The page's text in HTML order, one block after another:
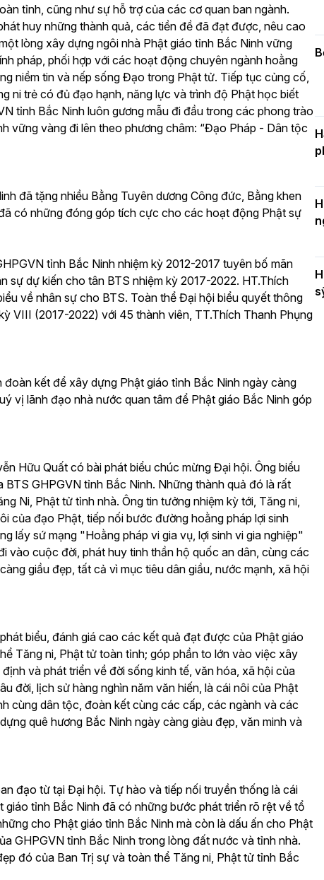
tỉnh, cũng như sự hỗ trợ của các cơ quan ban ngành.
huy những thành quả, các tiền đề đã đạt được, nêu cao
lòng xây dựng ngôi nhà Phật giáo tỉnh Bắc Ninh vững
pháp, phối hợp với các hoạt động chuyên ngành hoằng
niềm tin và nếp sống Đạo trong Phật tử. Tiếp tục củng cố,
ni trẻ có đủ đạo hạnh, năng lực và trình độ Phật học biết
tỉnh Bắc Ninh luôn gương mẫu đi đầu trong các phong trào
vững vàng đi lên theo phương châm: “Đạo Pháp - Dân tộc
đã tặng nhiều Bằng Tuyên dương Công đức, Bằng khen
có những đóng góp tích cực cho các hoạt động Phật sự
tỉnh Bắc Ninh nhiệm kỳ 2012-2017 tuyên bố mãn
sự dự kiến cho tân BTS nhiệm kỳ 2017-2022. HT.Thích
về nhân sự cho BTS. Toàn thể Đại hội biểu quyết thông
VIII (2017-2022) với 45 thành viên, TT.Thích Thanh Phụng
kết để xây dựng Phật giáo tỉnh Bắc Ninh ngày càng
vị lãnh đạo nhà nước quan tâm để Phật giáo Bắc Ninh góp
Hữu Quất có bài phát biểu chúc mừng Đại hội. Ông biểu
GHPGVN tỉnh Bắc Ninh. Những thành quả đó là rất
Ni, Phật tử tỉnh nhà. Ông tin tưởng nhiệm kỳ tới, Tăng ni,
của đạo Phật, tiếp nối bước đường hoằng pháp lợi sinh
lấy sứ mạng "Hoằng pháp vi gia vụ, lợi sinh vi gia nghiệp"
vào cuộc đời, phát huy tinh thần hộ quốc an dân, cùng các
giầu đẹp, tất cả vì mục tiêu dân giầu, nước mạnh, xã hội
biểu, đánh giá cao các kết quả đạt được của Phật giáo
Tăng ni, Phật tử toàn tỉnh; góp phần to lớn vào việc xây
và phát triển về đời sống kinh tế, văn hóa, xã hội của
đời, lịch sử hàng nghìn năm văn hiến, là cái nôi của Phật
cùng dân tộc, đoàn kết cùng các cấp, các ngành và các
quê hương Bắc Ninh ngày càng giàu đẹp, văn minh và
đạo từ tại Đại hội. Tự hào và tiếp nối truyền thống là cái
tỉnh Bắc Ninh đã có những bước phát triển rõ rệt về tổ
cho Phật giáo tỉnh Bắc Ninh mà còn là dấu ấn cho Phật
GHPGVN tỉnh Bắc Ninh trong lòng đất nước và tỉnh nhà.
đó của Ban Trị sự và toàn thể Tăng ni, Phật tử tỉnh Bắc